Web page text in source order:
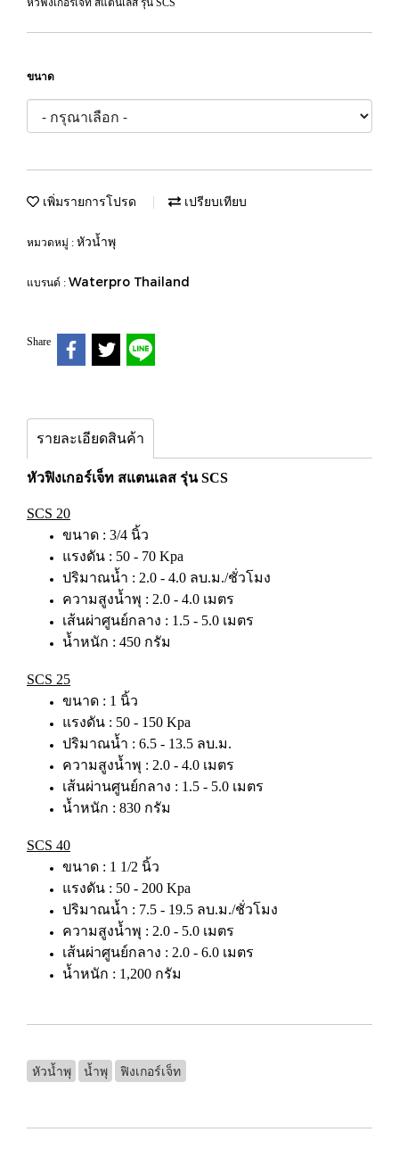
หัวฟิงเกอร์เจ็ท สแตนเลส รุ่น SCS
ขนาด
เพิ่มรายการโปรด เปรียบเทียบ
หมวดหมู่ : หัวน้ำพุ
แบรนด์ : Waterpro Thailand
Share
รายละเอียดสินค้า
หัวฟิงเกอร์เจ็ท สแตนเลส รุ่น SCS
SCS 20
ขนาด : 3/4 นิ้ว
แรงดัน : 50 - 70 Kpa
ปริมาณน้ำ : 2.0 - 4.0 ลบ.ม./ชั่วโมง
ความสูงน้ำพุ : 2.0 - 4.0 เมตร
เส้นผ่าศูนย์กลาง : 1.5 - 5.0 เมตร
น้ำหนัก : 450 กรัม
SCS 25
ขนาด : 1 นิ้ว
แรงดัน : 50 - 150 Kpa
ปริมาณน้ำ : 6.5 - 13.5 ลบ.ม.
ความสูงน้ำพุ : 2.0 - 4.0 เมตร
เส้นผ่านศูนย์กลาง : 1.5 - 5.0 เมตร
น้ำหนัก : 830 กรัม
SCS 40
ขนาด : 1 1/2 นิ้ว
แรงดัน : 50 - 200 Kpa
ปริมาณน้ำ : 7.5 - 19.5 ลบ.ม./ชั่วโมง
ความสูงน้ำพุ : 2.0 - 5.0 เมตร
เส้นผ่าศูนย์กลาง : 2.0 - 6.0 เมตร
น้ำหนัก : 1,200 กรัม
หัวน้ำพุ น้ำพุ ฟิงเกอร์เจ็ท